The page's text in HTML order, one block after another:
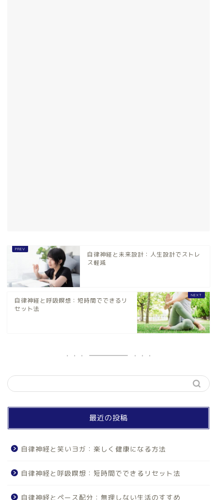
自律神経と未来設計：人生設計でストレ
ス軽減
自律神経と呼吸瞑想：短時間でできるリ
セット法
最近の投稿
自律神経と笑いヨガ：楽しく健康になる方法
自律神経と呼吸瞑想：短時間でできるリセット法
自律神経とペース配分：無理しない生活のすすめ